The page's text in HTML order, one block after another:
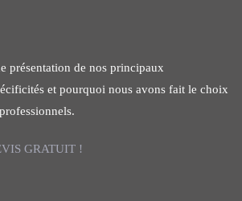
présentation de nos principaux
et pourquoi nous avons fait le choix
GRATUIT !